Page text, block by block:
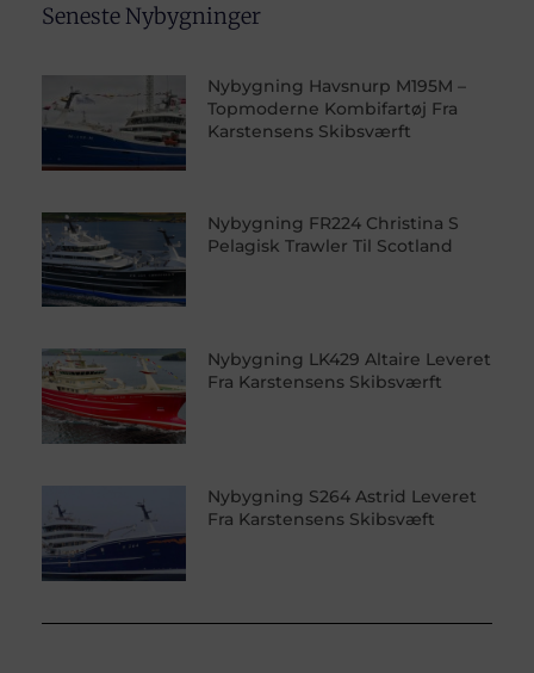
Seneste Nybygninger
Nybygning Havsnurp M195M –
Topmoderne Kombifartøj Fra
Karstensens Skibsværft
Nybygning FR224 Christina S
Pelagisk Trawler Til Scotland
Nybygning LK429 Altaire Leveret
Fra Karstensens Skibsværft
Nybygning S264 Astrid Leveret
Fra Karstensens Skibsvæft